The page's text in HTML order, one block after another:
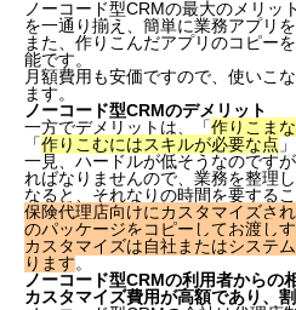
ノーコード型CRMの最大のメリッ
を一通り揃え、簡単に業務アプリ
また、作りこんだアプリのコピー
能です。
月額費用も安価ですので、使いこ
ます。
ノーコード型CRMのデメリット
一方でデメリットは、「作りこま
「作りこむにはスキルが必要な点
一見、ハードルが低そうなのです
ればなりませんので、業務を整理
なると、それなりの時間を要するこ
保険代理店向けにカスタマイズさ
のパッケージをコピーしてお渡し
カスタマイズは自社またはシステ
ります。
ノーコード型CRMの利用者からの
カスタマイズ費用が高額であり、